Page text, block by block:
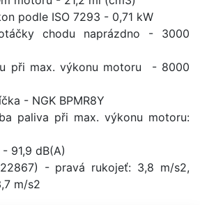
podle ISO 7293 - 0,71 kW
chodu naprázdno - 3000
při max. výkonu motoru - 8000
- NGK BPMR8Y
paliva při max. výkonu motoru:
91,9 dB(A)
- pravá rukojeť: 3,8 m/s2,
m/s2